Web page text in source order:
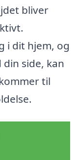
bliver
i dit hjem, og
side, kan
til